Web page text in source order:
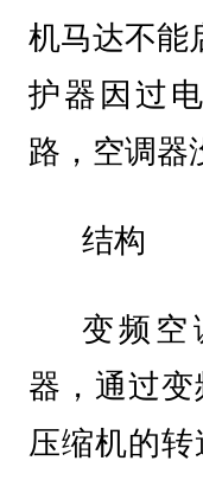
机马达不能
护器因过
路，空调器
结构
变频空
器，通过
压缩机的